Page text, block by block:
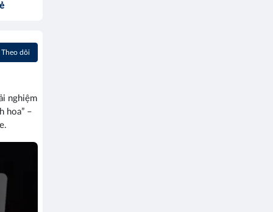
Theo dõi
nghiệm
hoa” –